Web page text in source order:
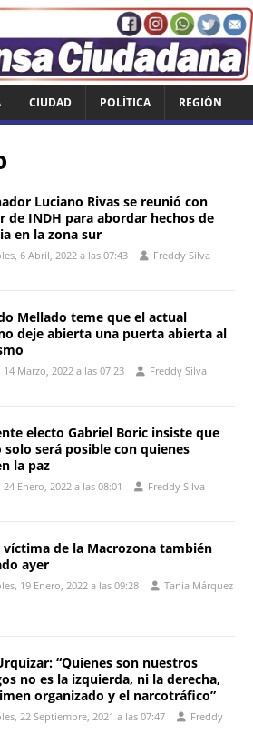
CIUDAD POLÍTICA REGIÓN
Luciano Rivas se reunió con
de INDH para abordar hechos de
en la zona sur
6 Abril, 2022 a las 07:43 Freddy Silva
Mellado teme que el actual
deje abierta una puerta abierta al
14 Marzo, 2022 a las 07:23 Freddy Silva
electo Gabriel Boric insiste que
solo será posible con quienes
la paz
24 Enero, 2022 a las 08:01 Freddy Silva
víctima de la Macrozona también
ayer
19 Enero, 2022 a las 09:28
Tania Márquez
“Quienes son nuestros
no es la izquierda, ni la derecha,
organizado y el narcotráfico”
22 Septiembre, 2021 a las 07:47
Freddy